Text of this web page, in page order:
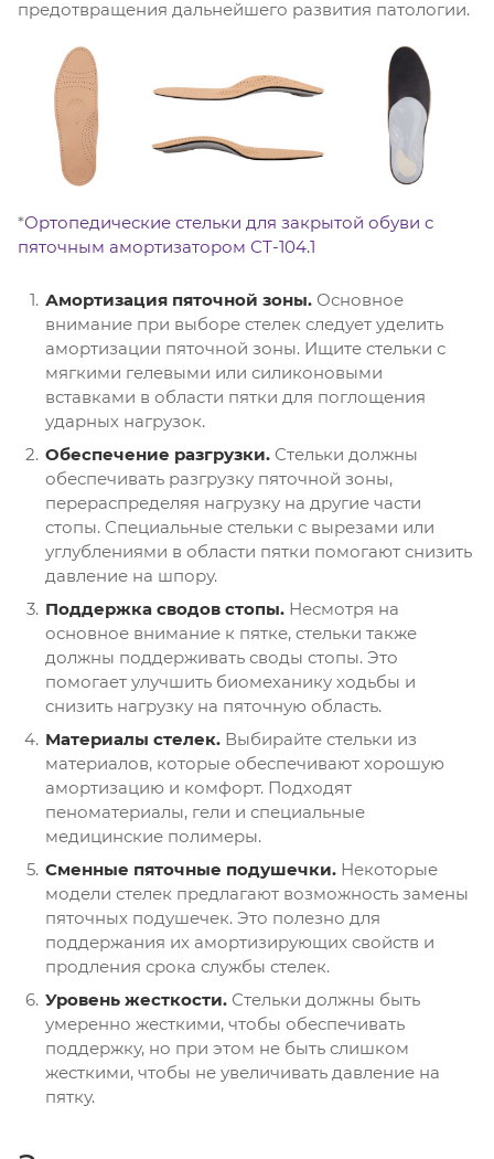
предотвращения дальнейшего развития патологии.
*Ортопедические стельки для закрытой обуви с
пяточным амортизатором СТ-104.1
Амортизация пяточной зоны. Основное
внимание при выборе стелек следует уделить
амортизации пяточной зоны. Ищите стельки с
мягкими гелевыми или силиконовыми
вставками в области пятки для поглощения
ударных нагрузок.
Обеспечение разгрузки. Стельки должны
обеспечивать разгрузку пяточной зоны,
перераспределяя нагрузку на другие части
стопы. Специальные стельки с вырезами или
углублениями в области пятки помогают снизить
давление на шпору.
Поддержка сводов стопы. Несмотря на
основное внимание к пятке, стельки также
должны поддерживать своды стопы. Это
помогает улучшить биомеханику ходьбы и
снизить нагрузку на пяточную область.
Материалы стелек. Выбирайте стельки из
материалов, которые обеспечивают хорошую
амортизацию и комфорт. Подходят
пеноматериалы, гели и специальные
медицинские полимеры.
Сменные пяточные подушечки. Некоторые
модели стелек предлагают возможность замены
пяточных подушечек. Это полезно для
поддержания их амортизирующих свойств и
продления срока службы стелек.
Уровень жесткости. Стельки должны быть
умеренно жесткими, чтобы обеспечивать
поддержку, но при этом не быть слишком
жесткими, чтобы не увеличивать давление на
пятку.